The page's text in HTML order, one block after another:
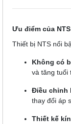
Ưu điểm của
Thiết bị NTS nổi
Không có
và tăng tuổi
Điều chỉnh
thay đổi áp
Thiết kế